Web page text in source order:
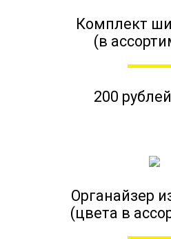
Комплект
(в
200
Органайзер
(цвета в